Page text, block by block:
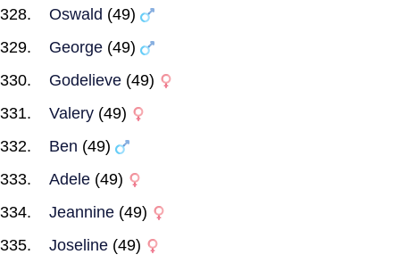
Oswald (49)
George (49)
Godelieve (49)
Valery (49)
Ben (49)
Adele (49)
Jeannine (49)
Joseline (49)